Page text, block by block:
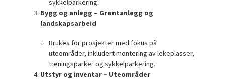
sykkelparkering.
Bygg og anlegg – Grøntanlegg og
landskapsarbeid
Brukes for prosjekter med fokus på
uteområder, inkludert montering av lekeplasser,
treningsparker og sykkelparkering.
Utstyr og inventar – Uteområder